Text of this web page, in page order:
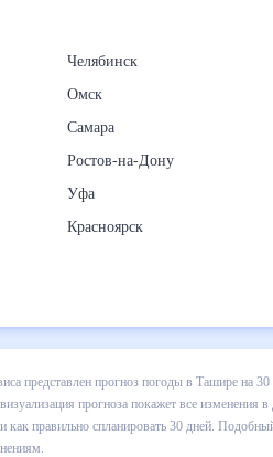
Челябинск
Омск
Самара
Ростов-на-Дону
Уфа
Красноярск
сервиса представлен прогноз
температуре , выпадении
будет погода в Ташире в
прогноз погоды в Ташире,